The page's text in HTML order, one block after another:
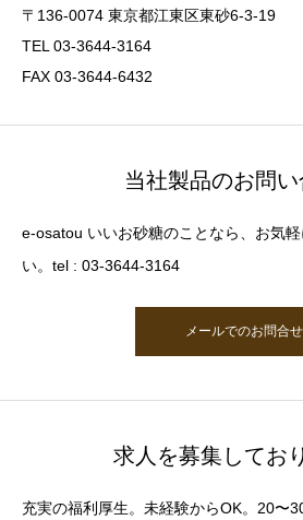
〒136-0074 東京都江東区東砂6-3-19
TEL 03-3644-3164
FAX 03-3644-6432
当社製品のお問
e-osatou いいお砂糖のことなら、お気
い。tel : 03-3644-3164
メールでのお問合せ
求人を募集してお
充実の福利厚生。未経験からOK。20〜